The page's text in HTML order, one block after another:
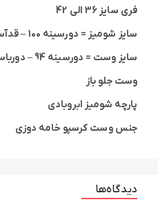
فری سایز 36 الی 42
سایز شومیز = دورسینه 100 – قدآستین ازسرشانه 60 – دوربازو 50 – قد 65
سایز وست = دورسینه 94 – دورباسن 112 – قد 72
وست جلو باز
پارچه شومیز ابروبادی
جنس وست کرسپو خامه دوزی
دیدگاه‌ها